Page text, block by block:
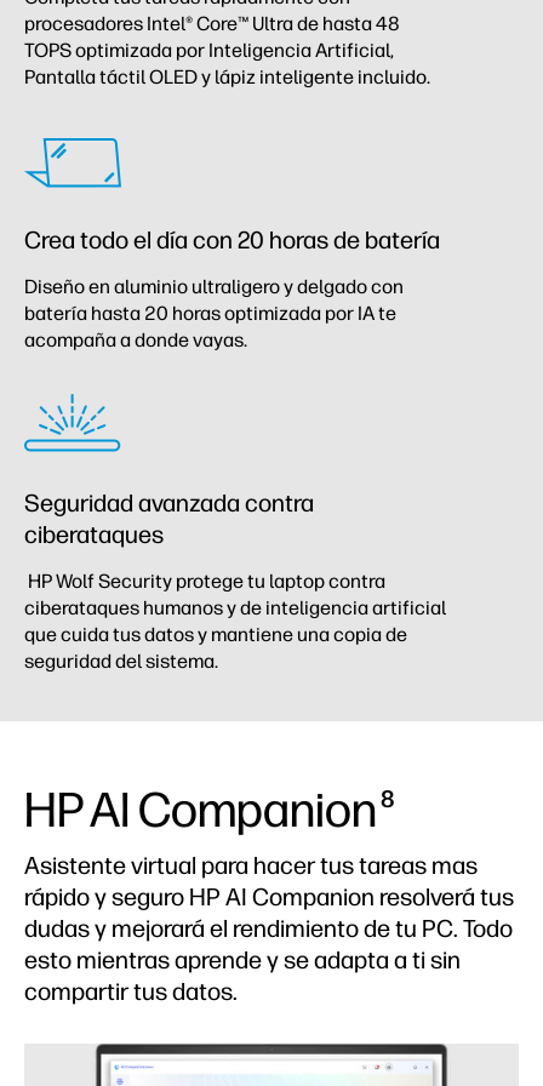
procesadores Intel® Core™ Ultra de hasta 48
TOPS optimizada por Inteligencia Artificial,
Pantalla táctil OLED y lápiz inteligente incluido.
Crea todo el día con 20 horas de batería
Diseño en aluminio ultraligero y delgado con
batería hasta 20 horas optimizada por IA te
acompaña a donde vayas.
Seguridad avanzada contra
ciberataques
HP Wolf Security protege tu laptop contra
ciberataques humanos y de inteligencia artificial
que cuida tus datos y mantiene una copia de
seguridad del sistema.
HP AI Companion8
Asistente virtual para hacer tus tareas mas
rápido y seguro HP AI Companion resolverá tus
dudas y mejorará el rendimiento de tu PC. Todo
esto mientras aprende y se adapta a ti sin
compartir tus datos.